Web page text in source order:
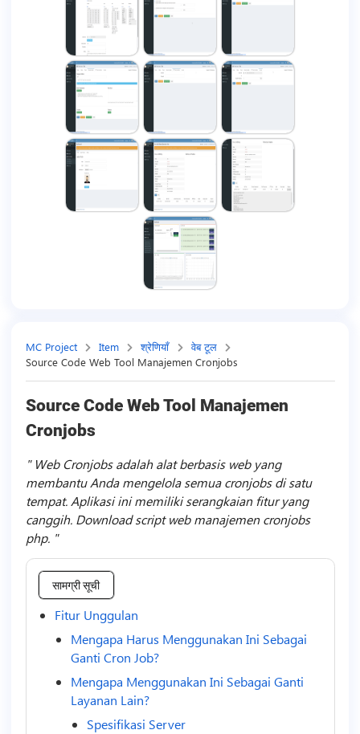
MC Project Item श्रेणियाँ
वेब टूल
Source Code Web Tool Manajemen Cronjobs
Source Code Web Tool Manajemen
Cronjobs
Web Cronjobs adalah alat berbasis web yang
membantu Anda mengelola semua cronjobs di satu
tempat. Aplikasi ini memiliki serangkaian fitur yang
canggih. Download script web manajemen cronjobs
php.
सामग्री सूची
Fitur Unggulan
Mengapa Harus Menggunakan Ini Sebagai
Ganti Cron Job?
Mengapa Menggunakan Ini Sebagai Ganti
Layanan Lain?
Spesifikasi Server